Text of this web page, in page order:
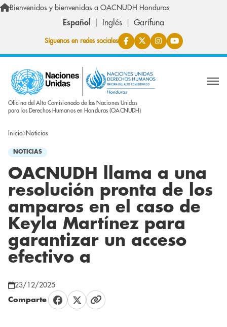
Pasar al contenido principal
Bienvenidos y bienvenidas a OACNUDH Honduras
Español Inglés Garífuna
Síguenos en redes sociales
Oficina del Alto Comisionado de las Naciones Unidas
para los Derechos Humanos en Honduras (OACNUDH)
Inicio Noticias
NOTICIAS
OACNUDH llama a una
resolución pronta de los
amparos en el caso de
Keyla Martínez para
garantizar un acceso
efectivo a
23/12/2025
Comparte